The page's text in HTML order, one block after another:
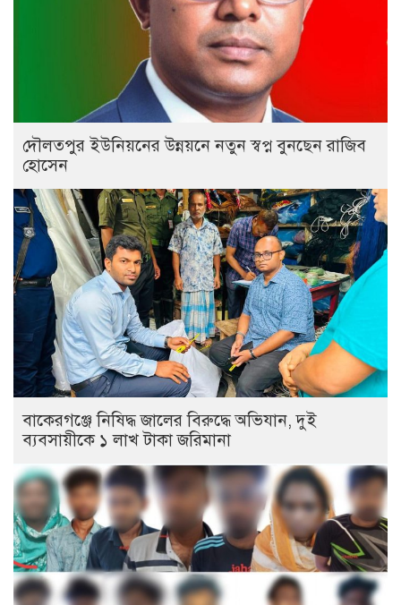
দৌলতপুর ইউনিয়নের উন্নয়নে নতুন স্বপ্ন বুনছেন রাজিব
হোসেন
বাকেরগঞ্জে নিষিদ্ধ জালের বিরুদ্ধে অভিযান, দুই
ব্যবসায়ীকে ১ লাখ টাকা জরিমানা